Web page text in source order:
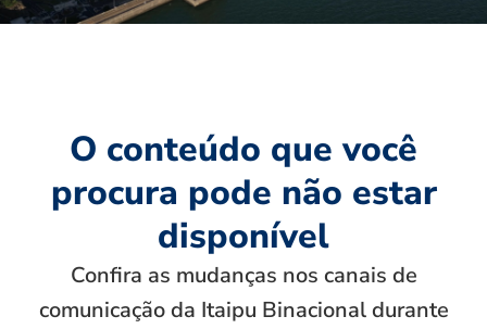
O conteúdo que você
procura pode não estar
disponível
Confira as mudanças nos canais de
comunicação da Itaipu Binacional durante